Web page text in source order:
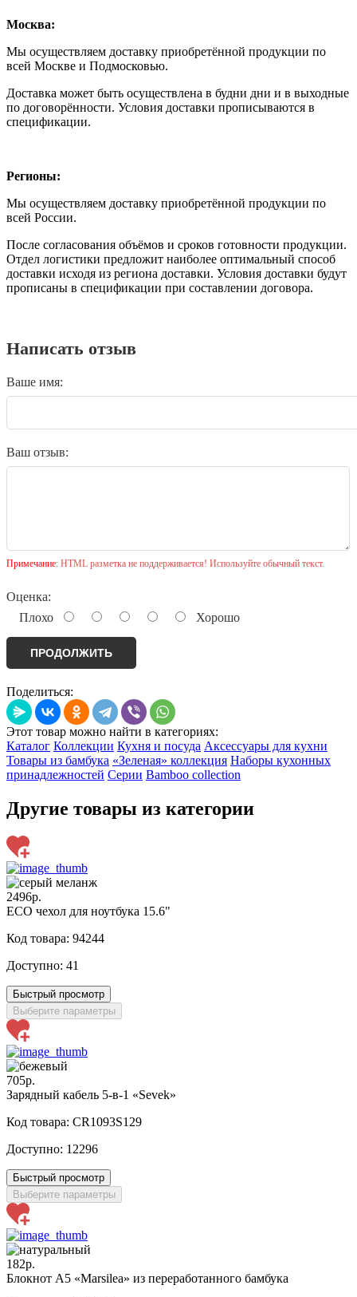
Москва:
Мы осуществляем доставку приобретённой продукции по
всей Москве и Подмосковью.
Доставка может быть осуществлена в будни дни и в выходные
по договорённости. Условия доставки прописываются в
спецификации.
Регионы:
Мы осуществляем доставку приобретённой продукции по
всей России.
После согласования объёмов и сроков готовности продукции.
Отдел логистики предложит наиболее оптимальный способ
доставки исходя из региона доставки. Условия доставки будут
прописаны в спецификации при составлении договора.
Написать отзыв
Ваше имя:
Ваш отзыв:
Примечание: HTML разметка не поддерживается! Используйте обычный текст.
Оценка:
Плохо
Хорошо
ПРОДОЛЖИТЬ
Поделиться:
Этот товар можно найти в категориях:
Каталог Коллекции Кухня и посуда Аксессуары для кухни
Товары из бамбука «Зеленая» коллекция Наборы кухонных
принадлежностей Серии Bamboo collection
Другие товары из категории
2496р.
ECO чехол для ноутбука 15.6"
Код товара: 94244
Доступно: 41
Быстрый просмотр
Выберите параметры
705р.
Зарядный кабель 5-в-1 «Sevek»
Код товара: CR1093S129
Доступно: 12296
Быстрый просмотр
Выберите параметры
182р.
Блокнот А5 «Marsilea» из переработанного бамбука